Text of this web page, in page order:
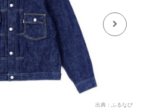
出典：ふるなび